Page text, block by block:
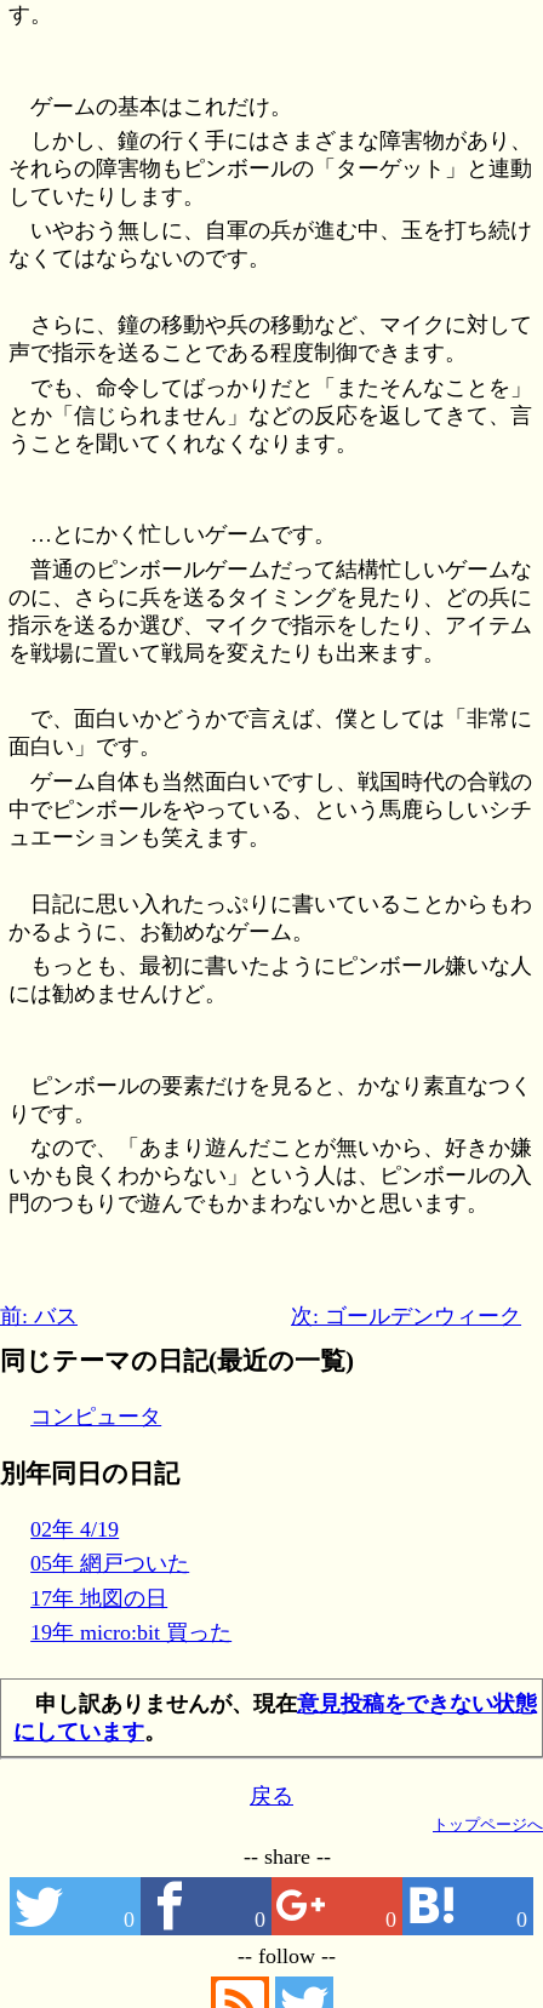
す。
ゲームの基本はこれだけ。
しかし、鐘の行く手にはさまざまな障害物があり、
それらの障害物もピンボールの「ターゲット」と連動
していたりします。
いやおう無しに、自軍の兵が進む中、玉を打ち続け
なくてはならないのです。
さらに、鐘の移動や兵の移動など、マイクに対して
声で指示を送ることである程度制御できます。
でも、命令してばっかりだと「またそんなことを」
とか「信じられません」などの反応を返してきて、言
うことを聞いてくれなくなります。
…とにかく忙しいゲームです。
普通のピンボールゲームだって結構忙しいゲームな
のに、さらに兵を送るタイミングを見たり、どの兵に
指示を送るか選び、マイクで指示をしたり、アイテム
を戦場に置いて戦局を変えたりも出来ます。
で、面白いかどうかで言えば、僕としては「非常に
面白い」です。
ゲーム自体も当然面白いですし、戦国時代の合戦の
中でピンボールをやっている、という馬鹿らしいシチ
ュエーションも笑えます。
日記に思い入れたっぷりに書いていることからもわ
かるように、お勧めなゲーム。
もっとも、最初に書いたようにピンボール嫌いな人
には勧めませんけど。
ピンボールの要素だけを見ると、かなり素直なつく
りです。
なので、「あまり遊んだことが無いから、好きか嫌
いかも良くわからない」という人は、ピンボールの入
門のつもりで遊んでもかまわないかと思います。
前: バス 次: ゴールデンウィーク
同じテーマの日記(最近の一覧)
コンピュータ
別年同日の日記
02年 4/19
05年 網戸ついた
17年 地図の日
19年 micro:bit 買った
申し訳ありませんが、現在意見投稿をできない状態
にしています。
戻る
トップページへ
-- share --
0 0 0 0
-- follow --